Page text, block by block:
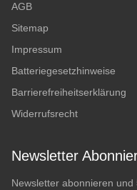
AGB
Sitemap
Impressum
Batteriegesetzhinweise
Barrierefreiheitserklärung
Widerrufsrecht
Newsletter
Newsletter abonnieren und